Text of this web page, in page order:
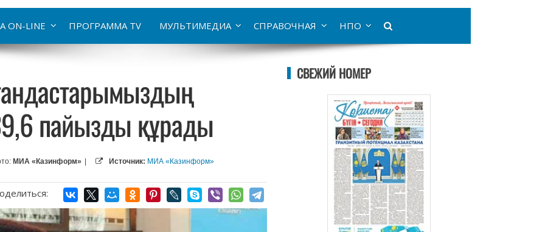
ON-LINE ПРОГРАММА TV МУЛЬТИМЕДИА СПРАВОЧНАЯ НПО
пайызды құрады
МИА «Казинформ» | Источник: МИА «Казинформ»
СВЕЖИЙ НОМЕР